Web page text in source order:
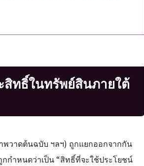
ทธิ์ในทรัพย์สินภายใต้
วาดต้นฉบับ ฯลฯ) ถูกแยกออกจากกัน
ำหนดว่าเป็น “สิทธิ์ที่จะใช้ประโยชน์